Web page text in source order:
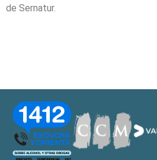
de Sernatur.